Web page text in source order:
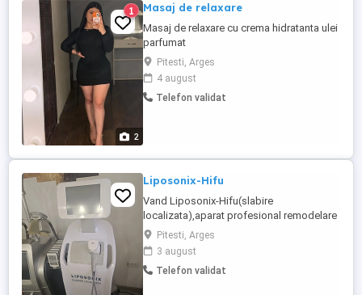
2
1 Masaj de relaxare
Masaj de relaxare cu crema hidratanta ulei
parfumat
Pitesti, Arges
4 august
Telefon validat
Liposonix-Hifu
Vand Liposonix-Hifu(slabire
localizata),aparat profesional remodelare
corporala in perfecta stare de
functionare,pret achizitionare de
18000lei,si pret de vanzare 8500lei.
Pitesti, Arges
3 august
Telefon validat